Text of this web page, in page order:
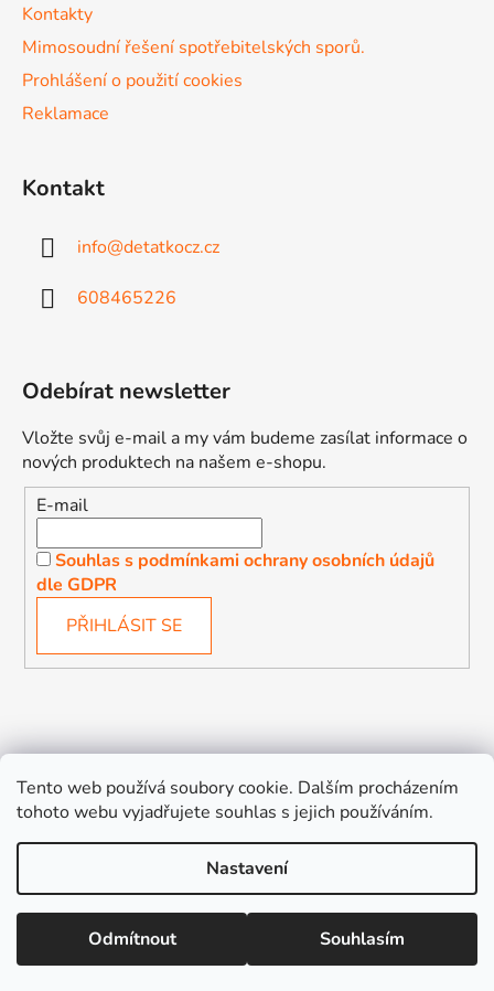
Tento web používá soubory cookie. Dalším procházením
tohoto webu vyjadřujete souhlas s jejich používáním.
Nastavení
Odmítnout Souhlasím
Kontakty
Mimosoudní řešení spotřebitelských sporů.
Prohlášení o použití cookies
Reklamace
Kontakt
info@detatkocz.cz
608465226
Odebírat newsletter
Vložte svůj e-mail a my vám budeme zasílat informace o
nových produktech na našem e-shopu.
E-mail
Souhlas s podmínkami ochrany osobních údajů
dle GDPR
PŘIHLÁSIT SE
Vytvořil Shoptet
Copyright 2026Děťátko
. Všechna práva vyhrazena.
Upravit nastavení cookies